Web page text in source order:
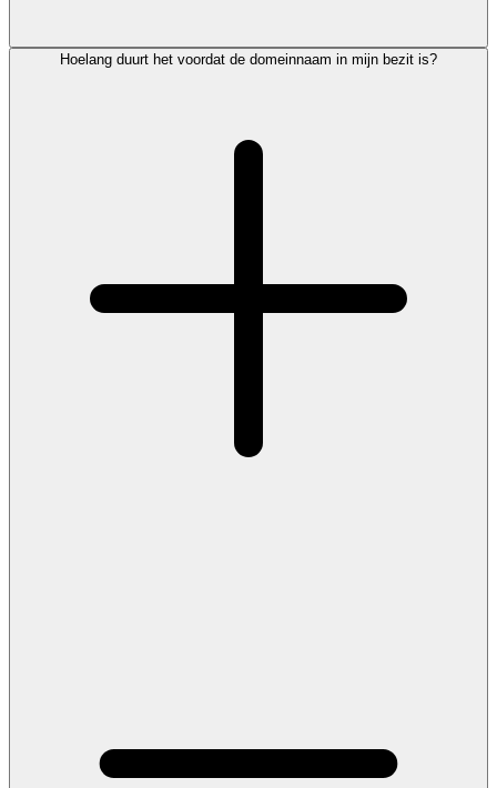
Hoelang duurt het voordat de domeinnaam in mijn bezit is?